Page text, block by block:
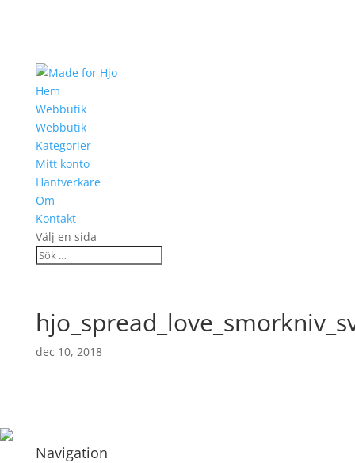
Hem
Webbutik
Webbutik
Kategorier
Mitt konto
Hantverkare
Om
Kontakt
Välj en sida
dec 10, 2018
Navigation